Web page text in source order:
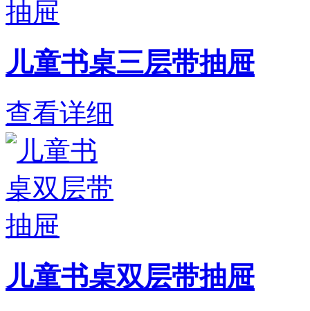
儿童书桌三层带抽屉
查看详细
儿童书桌双层带抽屉